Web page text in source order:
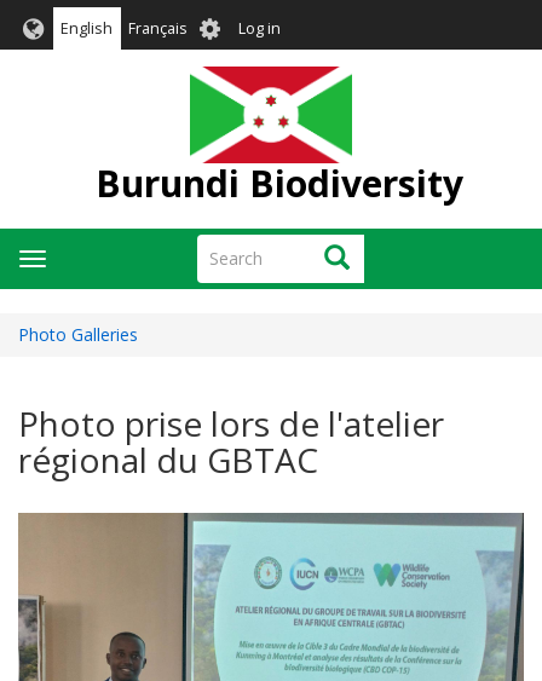
English Français User
account
menu
Log in
Burundi Biodiversity
Search Search
Toggle
navigation
Photo Galleries
Photo prise lors de l'atelier
régional du GBTAC